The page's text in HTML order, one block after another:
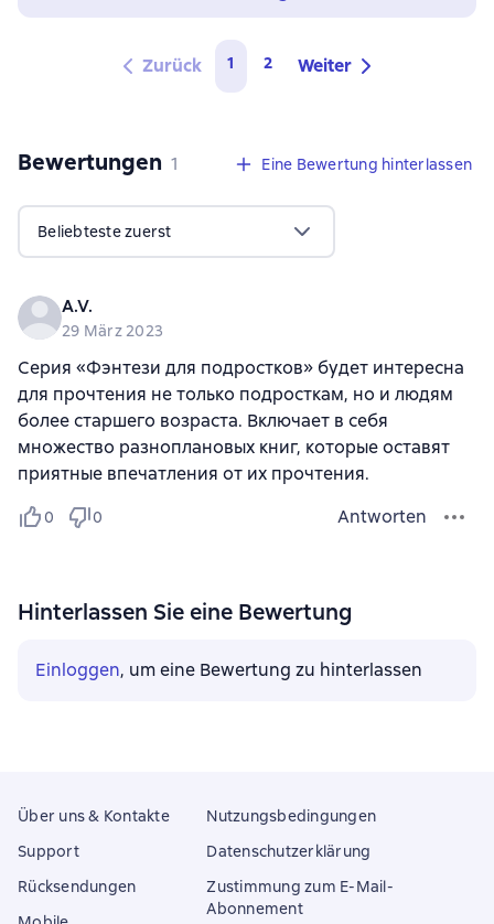
Zurück 1 2 Weiter
Bewertungen 1 Bewertung
1 Eine Bewertung hinterlassen
Beliebteste zuerst
A.V.
29 März 2023
Серия «Фэнтези для подростков» будет интересна
для прочтения не только подросткам, но и людям
более старшего возраста. Включает в себя
множество разноплановых книг, которые оставят
приятные впечатления от их прочтения.
0 0 Antworten
Hinterlassen Sie eine Bewertung
Einloggen, um eine Bewertung zu hinterlassen
Über uns & Kontakte
Support
Rücksendungen
Nutzungsbedingungen
Datenschutzerklärung
Zustimmung zum E-Mail-
Abonnement